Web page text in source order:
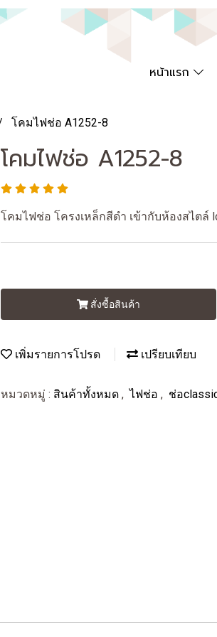
หน้าแรก
โคมไฟช่อ A1252-8
โคมไฟช่อ A1252-8
โคมไฟช่อ โครงเหล็กสีดำ เข้ากับห้องสไตล์
สั่งซื้อสินค้า
เพิ่มรายการโปรด เปรียบเทียบ
หมวดหมู่ : สินค้าทั้งหมด , ไฟช่อ , ช่อ